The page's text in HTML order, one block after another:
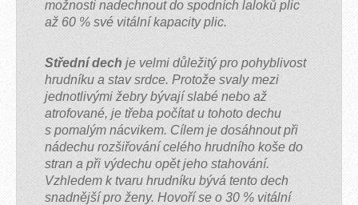
možnosti nadechnout do spodních laloků plic
až 60 % své vitální kapacity plic.
Střední dech je velmi důležitý pro pohyblivost
hrudníku a stav srdce. Protože svaly mezi
jednotlivými žebry bývají slabé nebo až
atrofované, je třeba počítat u tohoto dechu
s pomalým nácvikem. Cílem je dosáhnout při
nádechu rozšiřování celého hrudního koše do
stran a při výdechu opět jeho stahování.
Vzhledem k tvaru hrudníku bývá tento dech
snadnější pro ženy. Hovoří se o 30 % vitální